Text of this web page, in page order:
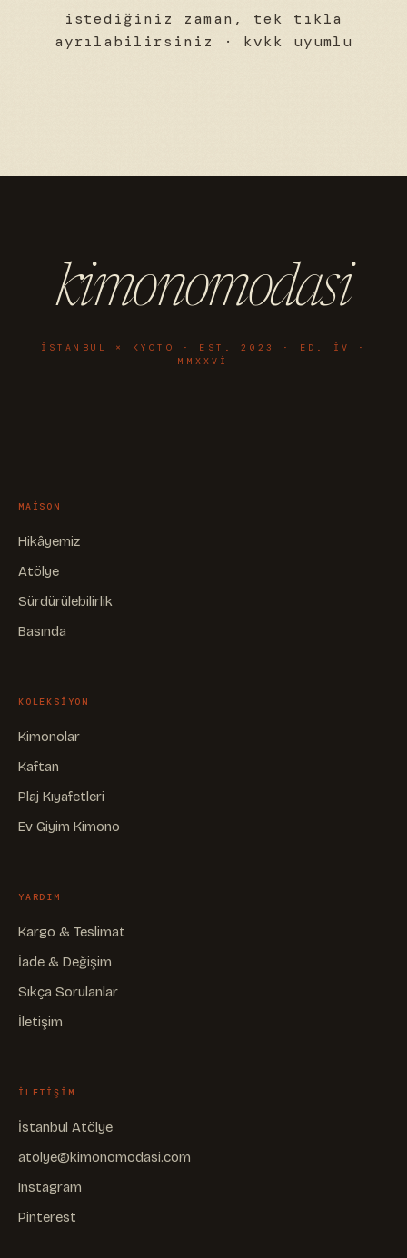
istediğiniz zaman, tek tıkla
ayrılabilirsiniz · kvkk uyumlu
kimonomodasi
ISTANBUL × KYOTO · EST. 2023 · ED. IV ·
MMXXVI
MAISON
Hikâyemiz
Atölye
Sürdürülebilirlik
Basında
KOLEKSIYON
Kimonolar
Kaftan
Plaj Kıyafetleri
Ev Giyim Kimono
YARDIM
Kargo & Teslimat
İade & Değişim
Sıkça Sorulanlar
İletişim
ILETIŞIM
İstanbul Atölye
atolye@kimonomodasi.com
Instagram
Pinterest